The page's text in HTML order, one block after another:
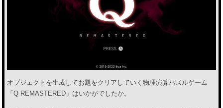
オブジェクトを生成してお題をクリアしていく物理演算パズルゲーム
「Q REMASTERED」はいかがでしたか。